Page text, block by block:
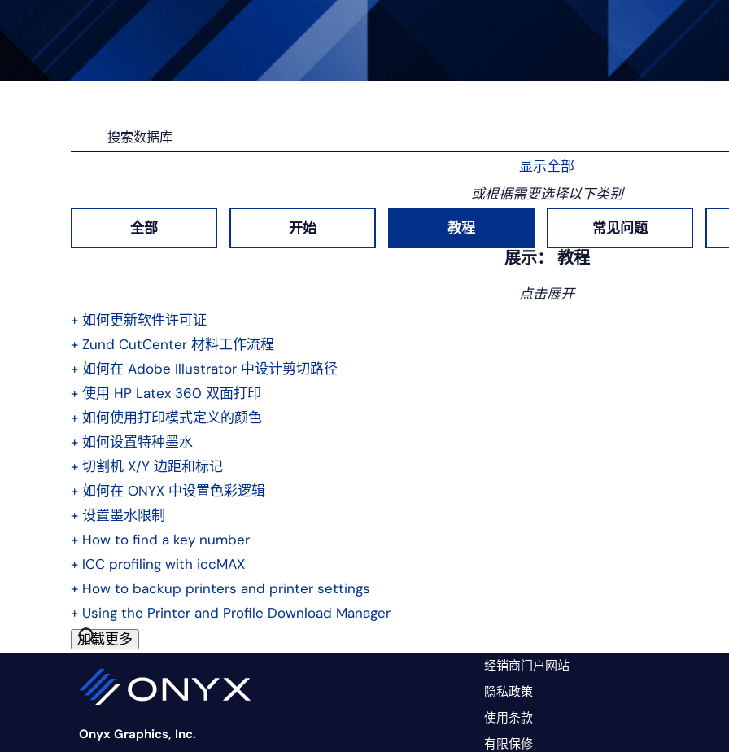
显示全部
或根据需要选择以下类别
全部
开始 教程 常见问题
展示： 教程
点击展开
+ 如何更新软件许可证
+ Zund CutCenter 材料工作流程
+ 如何在 Adobe Illustrator 中设计剪切路径
+ 使用 HP Latex 360 双面打印
+ 如何使用打印模式定义的颜色
+ 如何设置特种墨水
+ 切割机 X/Y 边距和标记
+ 如何在 ONYX 中设置色彩逻辑
+ 设置墨水限制
+ How to find a key number
+ ICC profiling with iccMAX
+ How to backup printers and printer settings
+ Using the Printer and Profile Download Manager
加载更多
Onyx Graphics, Inc.
经销商门户网站
隐私政策
使用条款
有限保修